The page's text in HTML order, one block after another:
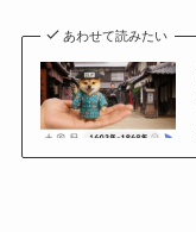
あわせて読みたい